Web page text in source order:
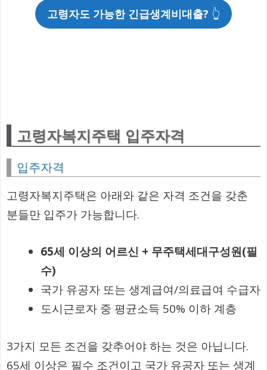
고령자도 가능한 긴급생계비대출? 👆
고령자복지주택 입주자격
입주자격
고령자복지주택은 아래와 같은 자격 조건을 갖춘
분들만 입주가 가능합니다.
65세 이상의 어르신 + 무주택세대구성원(필
수)
국가 유공자 또는 생계급여/의료급여 수급자
도시근로자 중 평균소득 50% 이하 계층
3가지 모든 조건을 갖추어야 하는 것은 아닙니다.
65세 이상은 필수 조건이고 국가 유공자 또는 생계